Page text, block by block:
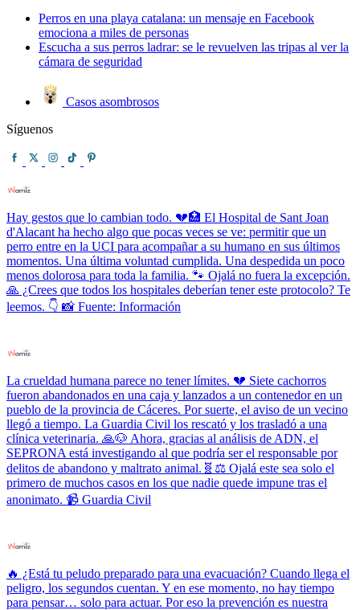
Perros en una playa catalana: un mensaje en Facebook
emociona a miles de personas
Escucha a sus perros ladrar: se le revuelven las tripas al ver la
cámara de seguridad
Casos asombrosos
Síguenos
Hay gestos que lo cambian todo. 💔🏥 El Hospital de Sant Joan
d'Alacant ha hecho algo que pocas veces se ve: permitir que un
perro entre en la UCI para acompañar a su humano en sus últimos
momentos. Una última voluntad cumplida. Una despedida un poco
menos dolorosa para toda la familia. 🐾 Ojalá no fuera la excepción.
🙏 ¿Crees que todos los hospitales deberían tener este protocolo? Te
leemos. 👇 📸 Fuente: Información
La crueldad humana parece no tener límites. 💔 Siete cachorros
fueron abandonados en una caja y lanzados a un contenedor en un
pueblo de la provincia de Cáceres. Por suerte, el aviso de un vecino
llegó a tiempo. La Guardia Civil los rescató y los trasladó a una
clínica veterinaria. 🙏🐶 Ahora, gracias al análisis de ADN, el
SEPRONA está investigando al que podría ser el responsable por
delitos de abandono y maltrato animal.🧬⚖️ Ojalá este sea solo el
primero de muchos casos en los que nadie quede impune tras el
anonimato. 📹 Guardia Civil
🔥 ¿Está tu peludo preparado para una evacuación? Cuando llega el
peligro, los segundos cuentan. Y en ese momento, no hay tiempo
para pensar… solo para actuar. Por eso la prevención es nuestra